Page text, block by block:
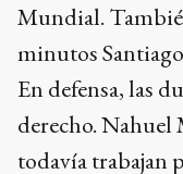
Mundial.
minutos
En defensa, las
derecho.
todavía trabajan